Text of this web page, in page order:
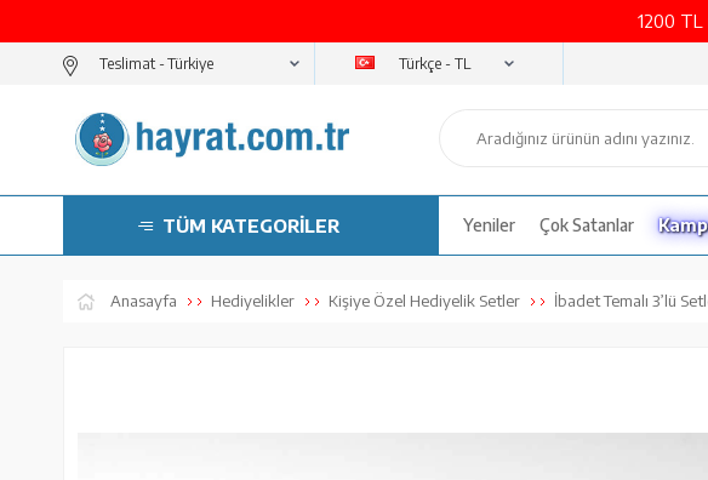
1200 TL
Teslimat - Türkçe - TL
TÜM KATEGORİLER Yeniler Çok Satanlar
Anasayfa Hediyelikler Kişiye Özel Hediyelik Setler İbadet Temalı 3’lü